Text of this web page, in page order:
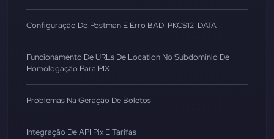
Configuração Do Postman E Erro BAD_PKCS12_DATA
Funcionamento De URLs De Location No Subdomínio De
Homologação Para PIX
Problemas Na Geração De Boletos
Integração De API Pix E Tarifas